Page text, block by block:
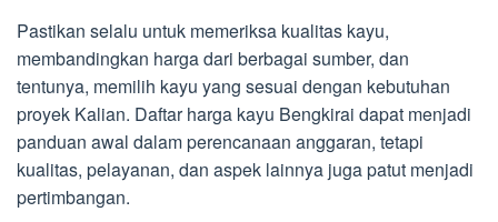
Pastikan selalu untuk memeriksa kualitas kayu,
membandingkan harga dari berbagai sumber, dan
tentunya, memilih kayu yang sesuai dengan kebutuhan
proyek Kalian. Daftar harga kayu Bengkirai dapat menjadi
panduan awal dalam perencanaan anggaran, tetapi
kualitas, pelayanan, dan aspek lainnya juga patut menjadi
pertimbangan.